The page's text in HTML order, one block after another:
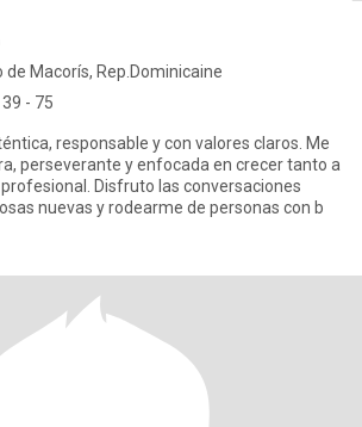
de Macorís, Rep.Dominicaine
- 75
responsable y con valores claros. Me
perseverante y enfocada en crecer tanto a
Disfruto las conversaciones
nuevas y rodearme de personas con b